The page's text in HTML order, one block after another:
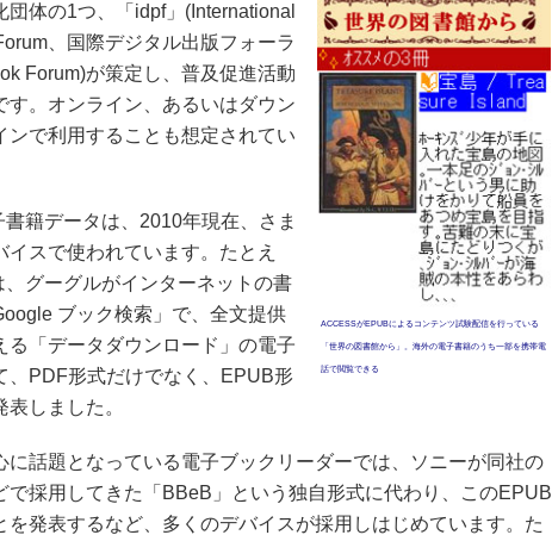
ACCESSがEPUBによるコンテンツ試験配信を行っている
「世界の図書館から」。海外の電子書籍のうち一部を携帯電
話で閲覧できる
団体の1つ、「idpf」(International
、国際デジタル出版フォーラ
Forum)が策定し、普及促進活動
す。オンライン、あるいはダウン
ンで利用することも想定されてい
籍データは、2010年現在、さま
イスで使われています。たとえ
グーグルがインターネットの書
ブック検索」で、全文提供
る「データダウンロード」の電子
、PDF形式だけでなく、EPUB形
しました。
話題となっている電子ブックリーダーでは、ソニーが同社の
で採用してきた「BBeB」という独自形式に代わり、このEPUB
を発表するなど、多くのデバイスが採用しはじめています。た